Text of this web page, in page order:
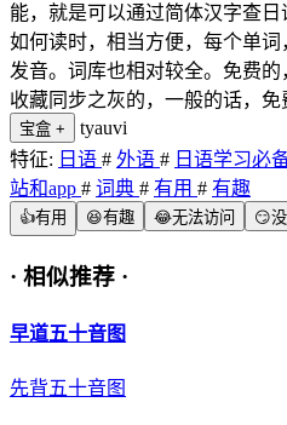
能，就是可以通过简体汉字查
如何读时，相当方便，每个单
发音。词库也相对较全。免费
收藏同步之灰的，一般的话，免
宝盒 +
tyauvi
特征: 日语 # 外语 # 日语学习必
站和app # 词典 # 有用 # 有趣
👍有用 😆有趣 😂无法访问 😏
· 相似推荐 ·
早道五十音图
先背五十音图